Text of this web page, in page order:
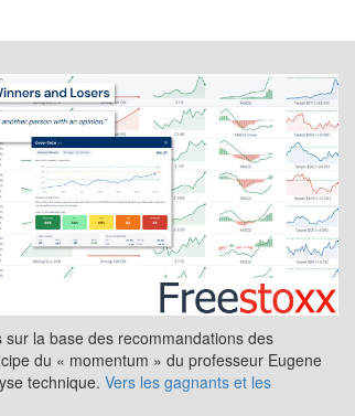
sur la base des recommandations des
du « momentum » du professeur Eugene
technique. Vers les gagnants et les